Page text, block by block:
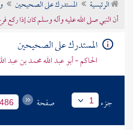
تراجم الأعلام
الرئيسية المستدرك على الصحيحين
أن النبي صلى الله عليه وآله وسلم كان إذا ركع
المستدرك على الصحيحين
الحاكم - أبو عبد الله محمد بن عبد
جزء 1 صفحة 486